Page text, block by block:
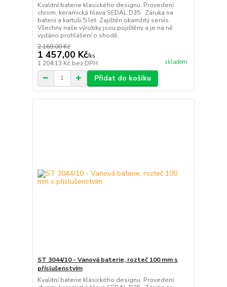
Kvalitní baterie klasického designu. Provedení
chrom, keramická hlava SEDAL D35 Záruka na
baterii a kartuši 5 let. Zajištěn okamžitý servis.
Všechny naše výrobky jsou pojištěny a je na ně
vydáno prohlášení o shodě.
2 169,00 Kč
1 457,00 Kč/ks
1 204,13 Kč bez DPH skladem
Přidat do košíku
ST 3044/10 - Vanová baterie, rozteč 100 mm s
příslušenstvím
Kvalitní baterie klasického designu. Provedení